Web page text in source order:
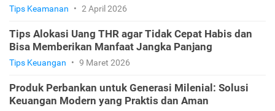
Tips Keamanan • 2 April 2026
Tips Alokasi Uang THR agar Tidak Cepat Habis dan
Bisa Memberikan Manfaat Jangka Panjang
Tips Keuangan • 9 Maret 2026
Produk Perbankan untuk Generasi Milenial: Solusi
Keuangan Modern yang Praktis dan Aman